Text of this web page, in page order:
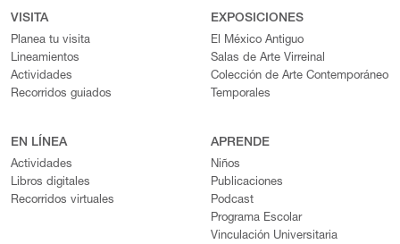
VISITA
Planea tu visita
Lineamientos
Actividades
Recorridos guiados
EXPOSICIONES
El México Antiguo
Salas de Arte Virreinal
Colección de Arte Contemporáneo
Temporales
EN LÍNEA
Actividades
Libros digitales
Recorridos virtuales
APRENDE
Niños
Publicaciones
Podcast
Programa Escolar
Vinculación Universitaria